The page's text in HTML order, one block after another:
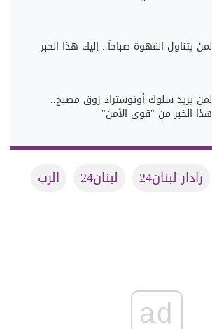
لمن يتناول القهوة صباحاً.. إليك هذا الخبر
لمن يريد سلوك أوتوستراد زوق مصبح..
هذا الخبر من "قوى الأمن"
رادار لبنان24 لبنان24 الرب
ad